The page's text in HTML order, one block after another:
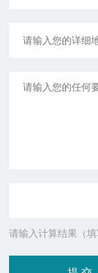
请输入计算结果（